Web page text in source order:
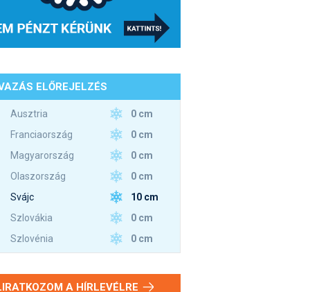
ELŐREJELZÉS
Ausztria
0 cm
Franciaország
0 cm
Magyarország
0 cm
Olaszország
0 cm
Svájc
10 cm
Szlovákia
0 cm
Szlovénia
0 cm
A HÍRLEVÉLRE